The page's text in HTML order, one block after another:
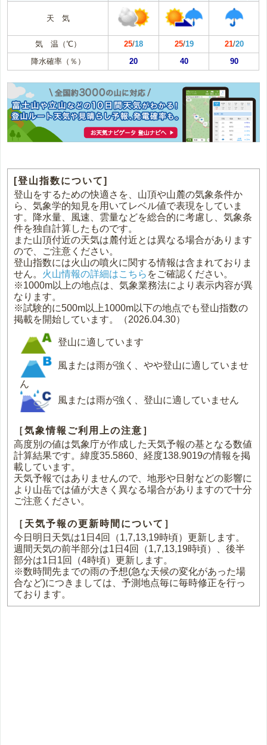
天 気
気 温（℃） 25/18 25/19 21/20
降水確率（％）
20 40 90
[登山指数について]
登山をするための快適さを、山頂や山麓の気象条件か
ら、気象学的知見を用いてレベル値で表現をしていま
す。降水量、風速、雲量などを総合的に考慮し、気象条
件を独自計算したものです。
また山頂付近の天気は麓付近とは異なる場合があります
ので、ご注意ください。
登山指数には火山の噴火に関する情報は含まれておりま
せん。 火山情報の詳細はこちら をご確認ください。
※1000m以上の地点は、気象業務法により表示内容が異
なります。
※試験的に500m以上1000m以下の地点でも登山指数の
掲載を開始しています。（2026.04.30）
登山に適しています
風または雨が強く、やや登山に適していませ
ん
風または雨が強く、登山に適していません
［気象情報ご利用上の注意］
高度別の値は気象庁が作成した天気予報の基となる数値
計算結果です。緯度35.5860、経度138.9019の情報を掲
載しています。
天気予報ではありませんので、地形や日射などの影響に
より山岳では値が大きく異なる場合がありますので十分
ご注意ください。
［天気予報の更新時間について］
今日明日天気は1日4回（1,7,13,19時頃）更新します。
週間天気の前半部分は1日4回（1,7,13,19時頃）、後半
部分は1日1回（4時頃）更新します。
※数時間先までの雨の予想(急な天候の変化があった場
合など)につきましては、予測地点毎に毎時修正を行っ
ております。